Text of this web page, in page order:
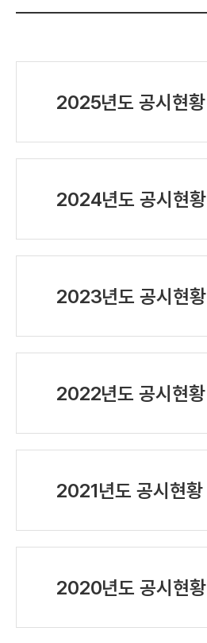
2025년도 공시현황
2024년도 공시현황
2023년도 공시현황
2022년도 공시현황
2021년도 공시현황
2020년도 공시현황